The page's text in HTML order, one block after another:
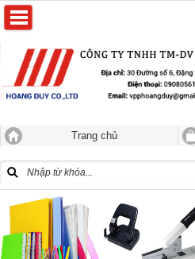
Trang chủ